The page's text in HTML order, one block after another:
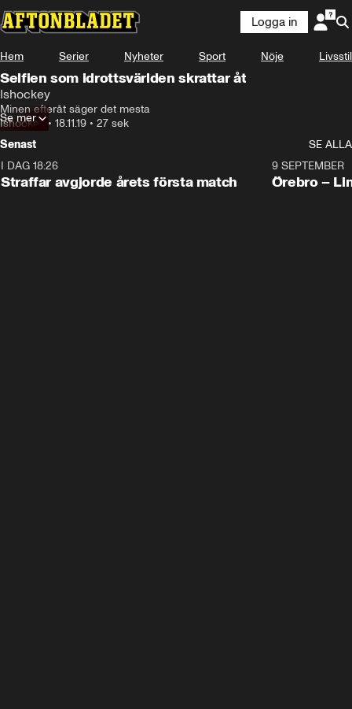
Logga in
Hem Serier Nyheter Sport Nöje Livsstil
Selfien som idrottsvärlden skrattar åt
Ishockey
Minen efteråt säger det mesta
Ishockey• 18.11.19 • 27 sek
Se mer
Senast
SE ALLA
I DAG 18:26
Straffar avgjorde årets första match
Plus
9 SEPTEMBER
Örebro –